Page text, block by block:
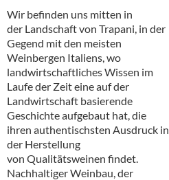
Öle & Küchenartikel
Kaffee
Barzubehör
Equipment
Verpackung
Hygieneartikel & Desinfektion
Wir befinden uns mitten in
der Landschaft von Trapani, in der
Gegend mit den meisten
Weinbergen Italiens, wo
landwirtschaftliches Wissen im
Laufe der Zeit eine auf der
Landwirtschaft basierende
Geschichte aufgebaut hat, die
ihren authentischsten Ausdruck in
der Herstellung
von Qualitätsweinen findet.
Nachhaltiger Weinbau, der